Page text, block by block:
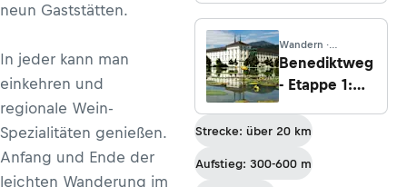
neun Gaststätten.
In jeder kann man
einkehren und
regionale Wein-
Spezialitäten genießen.
Anfang und Ende der
leichten Wanderung im
3: Von
Königsleiten
zum GH
Rechtegg
Wandern ·
Steiermark
Benediktweg
- Etappe 1:
Trieben -
Hohentauern
Strecke: über 20 km
Aufstieg: 300-600 m